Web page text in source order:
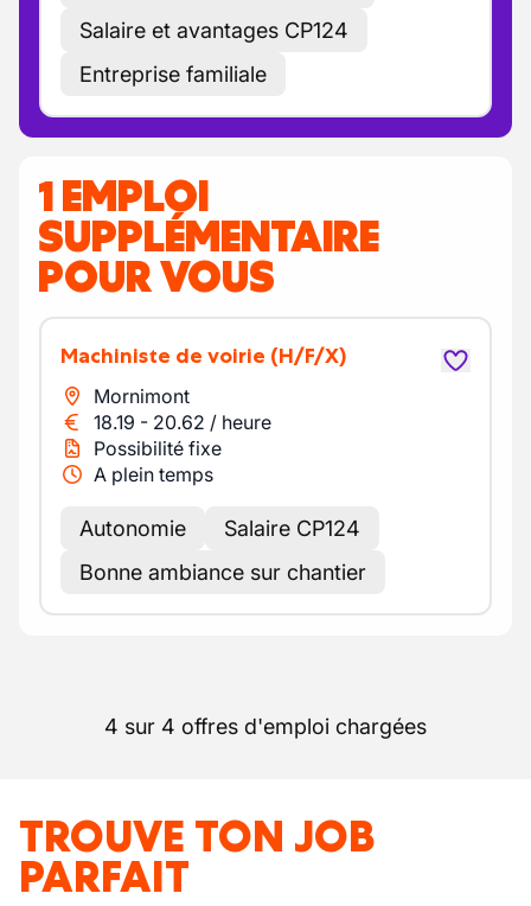
Salaire et avantages CP124
Entreprise familiale
1 EMPLOI
SUPPLÉMENTAIRE
POUR VOUS
Machiniste de voirie (H/F/X)
Mornimont
18.19 - 20.62 / heure
Possibilité fixe
A plein temps
Autonomie
Salaire CP124
Bonne ambiance sur chantier
4 sur 4 offres d'emploi chargées
TROUVE TON JOB
PARFAIT